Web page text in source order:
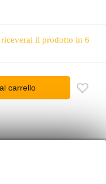
il prodotto in 6
carrello